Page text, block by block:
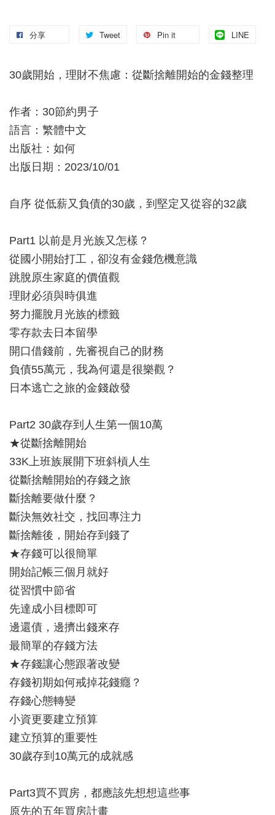
分享 Tweet Pin it LINE
30歲開始，理財不焦慮：從斷捨離開始的金錢整理
作者：30節約男子
語言：繁體中文
出版社：如何
出版日期：2023/10/01
自序 從低薪又負債的30歲，到堅定又從容的32歲
Part1 以前是月光族又怎樣？
從國小開始打工，卻沒有金錢危機意識
跳脫原生家庭的價值觀
理財必須與時俱進
努力擺脫月光族的標籤
零存款去日本留學
開口借錢前，先審視自己的財務
負債55萬元，我為何還是很樂觀？
日本逃亡之旅的金錢啟發
Part2 30歲存到人生第一個10萬
★從斷捨離開始
33K上班族展開下班斜槓人生
從斷捨離開始的存錢之旅
斷捨離要做什麼？
斷決無效社交，找回專注力
斷捨離後，開始存到錢了
★存錢可以很簡單
開始記帳三個月就好
從習慣中節省
先達成小目標即可
邊還債，邊擠出錢來存
最簡單的存錢方法
★存錢讓心態跟著改變
存錢初期如何戒掉花錢癮？
存錢心態轉變
小資更要建立預算
建立預算的重要性
30歲存到10萬元的成就感
Part3買不買房，都應該先想想這些事
原先的五年買房計畫